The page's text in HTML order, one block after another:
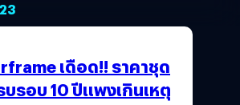
เดือด!! ราคาชุด
รอบ 10 ปีแพงเกินเหตุ